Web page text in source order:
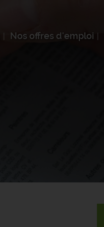
Nos offres d'emploi